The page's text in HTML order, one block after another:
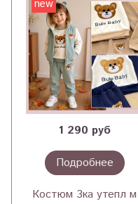
new
1 290 руб
Подробнее
Костюм 3ка утепл м